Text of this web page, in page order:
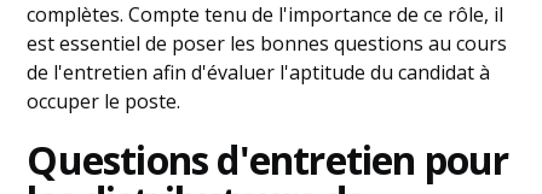
complètes. Compte tenu de l'importance de ce rôle, il
est essentiel de poser les bonnes questions au cours
de l'entretien afin d'évaluer l'aptitude du candidat à
occuper le poste.
Questions d'entretien pour